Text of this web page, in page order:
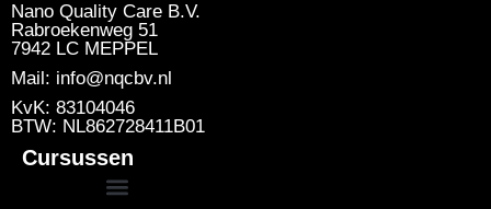
Nano Quality Care B.V.
Rabroekenweg 51
7942 LC MEPPEL
Mail: info@nqcbv.nl
KvK: 83104046
BTW: NL862728411B01
Cursussen